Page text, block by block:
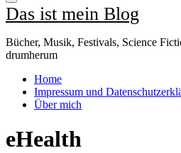
Das ist mein Blog
Bücher, Musik, Festivals, Science
drumherum
Home
Impressum und
Über mich
eHealth